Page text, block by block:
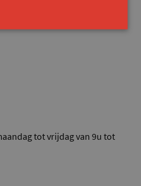
tot vrijdag van 9u tot